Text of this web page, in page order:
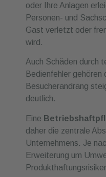
oder Ihre Anlagen
Personen- und
Gast verletzt oder
wird.
Auch Schäden durch
Bedienfehler gehören
Besucherandrang
deutlich.
Eine
daher die zentrale
Unternehmens. Je
Erweiterung um